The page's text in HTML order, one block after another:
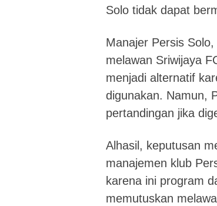
Solo tidak dapat
Manajer Persis
melawan Sriwijaya
menjadi alternatif
digunakan. Namun,
pertandingan jika
Alhasil, keputusan
manajemen klub
karena ini program
memutuskan